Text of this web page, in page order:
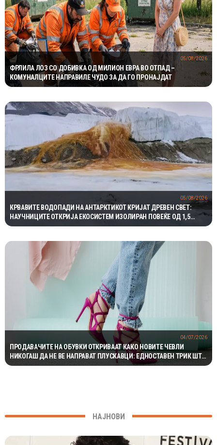
ФРЛИЛА ЛОЗ СО ДОБИВКА ОД МИЛИОН ЕВРА ВО ОТПАД –
КОМУНАЛЦИТЕ НАПРАВИЛЕ ЧУДО ЗА ДА ГО ПРОНАЈДАТ
05/08/2026
КРВАВИТЕ ВОДОПАДИ НА АНТАРКТИКОТ КРИЈАТ ДРЕВЕН СВЕТ:
НАУЧНИЦИТЕ ОТКРИЈА ЕКОСИСТЕМ ИЗОЛИРАН ПОВЕЌЕ ОД 1,5
МИЛИОНИ ГОДИНИ
05/08/2026
ПРОДАВАЧИТЕ НА ОБУВКИ ОТКРИВААТ КАКО НОВИТЕ ЧЕВЛИ
НИКОГАШ ДА НЕ ВЕ НАПРАВАТ ПЛУСКАВЦИ: ЕДНОСТАВЕН ТРИК ШТО
НАВИСТИНА ФУНКЦИОНИРА
04/07/2026
НАЈНОВИ